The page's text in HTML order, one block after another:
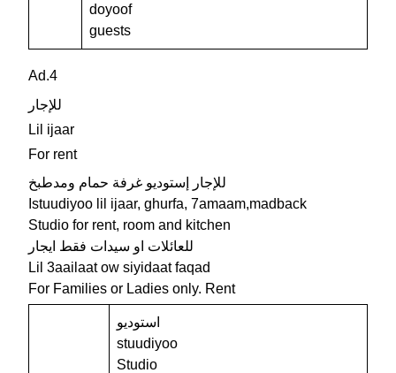
doyoof
guests
Ad.4
للإجار
Lil ijaar
For rent
للإجار إستوديو غرفة حمام ومدطبخ
Istuudiyoo lil ijaar, ghurfa, 7amaam,madback
Studio for rent, room and kitchen
للعائلات او سيدات فقط ايجار
Lil 3aailaat ow siyidaat faqad
For Families or Ladies only. Rent
استوديو
stuudiyoo
Studio